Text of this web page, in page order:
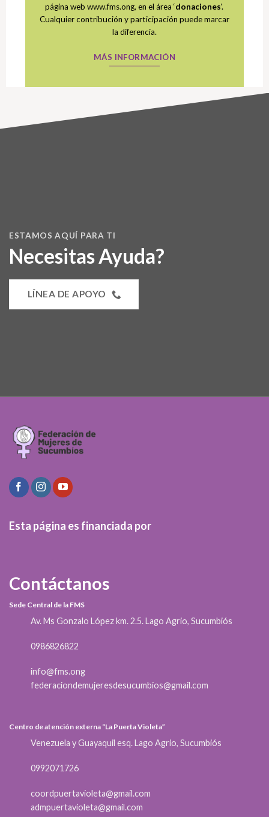
página web www.fms.ong, en el área ‘donaciones‘.
Cualquier contribución y participación puede marcar
la diferencia.
MÁS INFORMACIÓN
ESTAMOS AQUÍ PARA TI
Necesitas Ayuda?
LÍNEA DE APOYO
Esta página es financiada por
Contáctanos
Sede Central de la FMS
Av. Ms Gonzalo López km. 2.5. Lago Agrio, Sucumbiós
0986826822
info@fms.ong
federaciondemujeresdesucumbios@gmail.com
Centro de atención externa “La Puerta Violeta”
Venezuela y Guayaquil esq. Lago Agrio, Sucumbiós
0992071726
coordpuertavioleta@gmail.com
admpuertavioleta@gmail.com